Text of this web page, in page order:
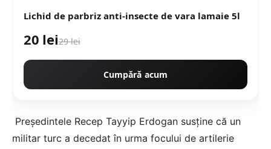
Lichid de parbriz anti-insecte de vara lamaie 5l
20 lei29 lei
Cumpără acum
Președintele Recep Tayyip Erdogan susține că un
militar turc a decedat în urma focului de artilerie